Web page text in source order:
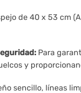
de 40 x 53 cm
Para
y
sencillo, líneas